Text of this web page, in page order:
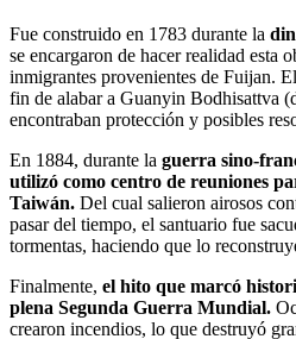
Fue construido en 1783 durante la
se encargaron de hacer realidad esta
inmigrantes provenientes de Fuijan.
fin de alabar a Guanyin Bodhisattva
encontraban protección y posibles
En 1884, durante la guerra sino-
utilizó como centro de reuniones
Taiwán. Del cual salieron airosos
pasar del tiempo, el santuario fue
tormentas, haciendo que lo
Finalmente, el hito que marcó
plena Segunda Guerra Mundial.
crearon incendios, lo que destruyó